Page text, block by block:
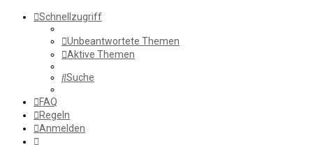
Schnellzugriff
Unbeantwortete Themen
Aktive Themen
Suche
FAQ
Regeln
Anmelden